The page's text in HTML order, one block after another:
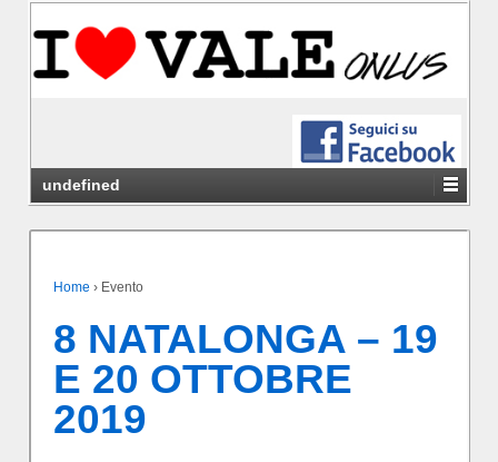
undefined
Home › Evento
8 NATALONGA – 19
E 20 OTTOBRE
2019